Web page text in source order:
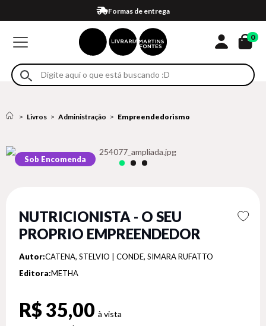
Formas de entrega
Compra 100% segura
Em até 4x sem juros no cartão*
Retire na loja
Eventos
0
Livros Administração Empreendedorismo
Sob Encomenda
NUTRICIONISTA - O SEU
PROPRIO EMPREENDEDOR
Autor:CATENA, STELVIO | CONDE, SIMARA RUFATTO
Editora:METHA
R$ 35,00